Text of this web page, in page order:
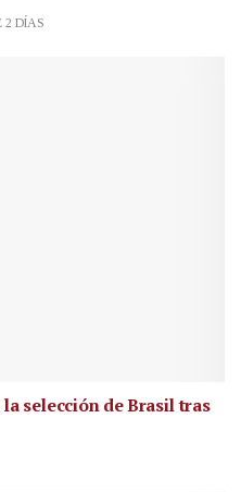
2 DÍAS
selección de Brasil tras